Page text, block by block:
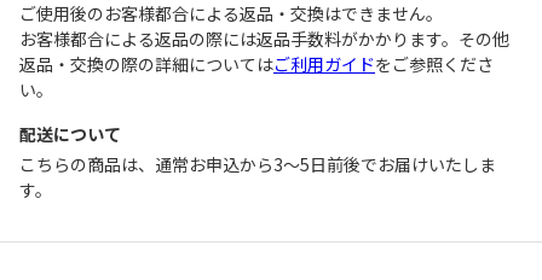
ご使用後のお客様都合による返品・交換はできません｡
お客様都合による返品の際には返品手数料がかかります。その他
返品・交換の際の詳細についてはご利用ガイドをご参照くださ
い。
配送について
こちらの商品は、通常お申込から3～5日前後でお届けいたしま
す。